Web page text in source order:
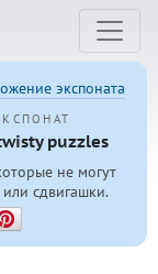
puzzles
не могут
сдвигашки.
экспоната